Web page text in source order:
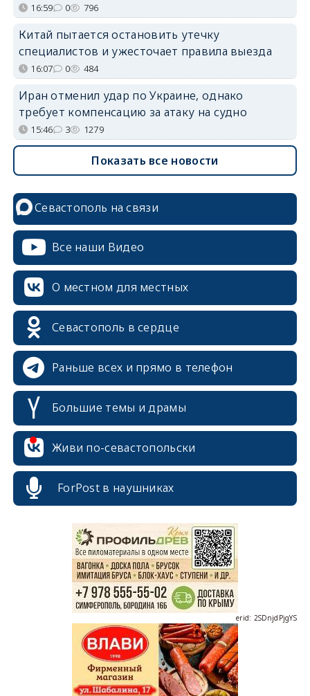
16:59 0 796
Китай пытается остановить утечку
специалистов и ужесточает правила выезда
16:07 0 484
Иран отменил удар по Украине, однако
требует компенсацию за атаку на судно
15:46 3 1279
Показать все новости
Севастополь на связи
Все наши Видео
О местном для местных
Севастополь в сердце
Раньше всех и прямо в телефон
Большие темы и драмы
Живи по-севастопольски
ForPost в наушниках
erid: 2SDnjdPjgYS